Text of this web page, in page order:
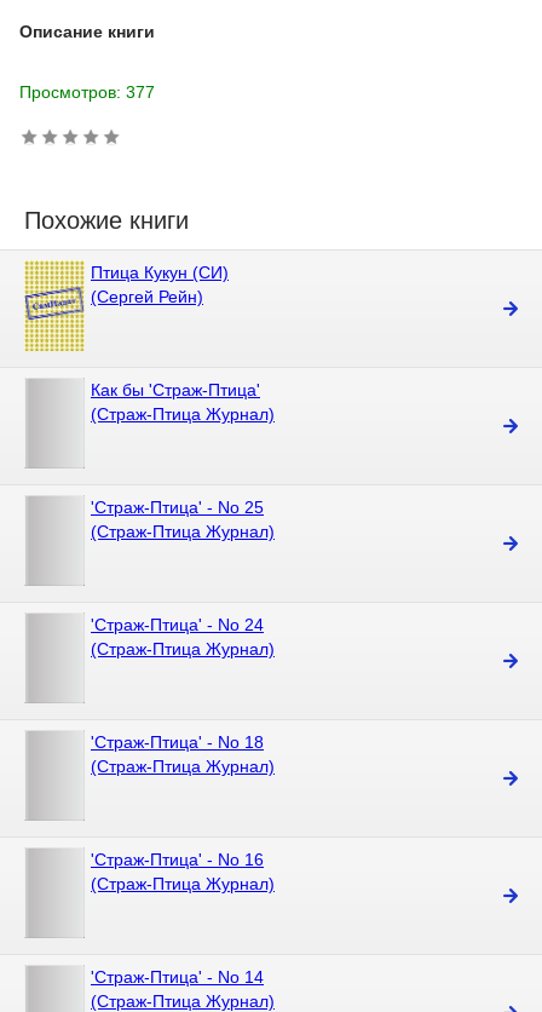
Описание книги
Просмотров: 377
Похожие книги
Птица Кукун (СИ)
(Сергей Рейн)
Как бы 'Стpаж-Птица'
(Страж-Птица Журнал)
'Стpаж-Птица' - No 25
(Страж-Птица Журнал)
'Стpаж-Птица' - No 24
(Страж-Птица Журнал)
'Стpаж-Птица' - No 18
(Страж-Птица Журнал)
'Стpаж-Птица' - No 16
(Страж-Птица Журнал)
'Стpаж-Птица' - No 14
(Страж-Птица Журнал)